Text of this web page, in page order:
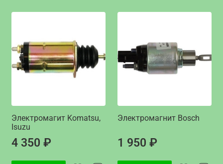
Электромагит Komatsu,
Isuzu
4 350 ₽
Электромагнит Bosch
1 950 ₽